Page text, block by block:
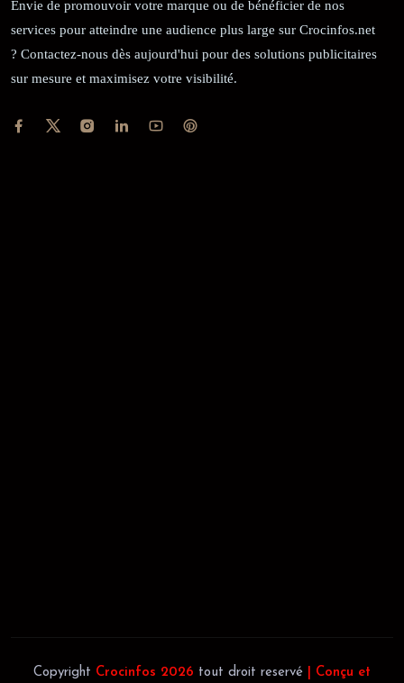
Envie de promouvoir votre marque ou de bénéficier de nos
services pour atteindre une audience plus large sur Crocinfos.net
? Contactez-nous dès aujourd'hui pour des solutions publicitaires
sur mesure et maximisez votre visibilité.
Copyright Crocinfos 2026 tout droit reservé
| Conçu et